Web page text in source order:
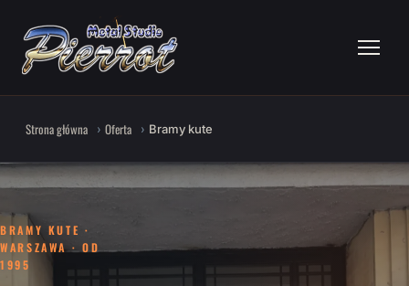
Strona główna Oferta Bramy kute
BRAMY KUTE ·
WARSZAWA · OD
1995